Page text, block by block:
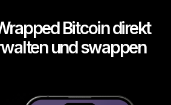
Bitcoin direkt
und swappen